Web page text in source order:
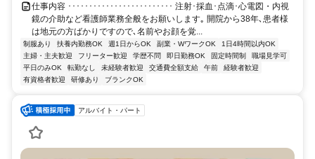
仕事内容 ･････････････････････････ 注射･採血･点滴･心電図・内視
鏡の介助など看護師業務全般をお願いします｡ 開院から38年､患者様
は地元の方ばかりですので､名前やお顔を覚...
制服あり 扶養内勤務OK 週1日からOK 副業・WワークOK
1日4時間以内OK
主婦・主夫歓迎
フリーター歓迎 学歴不問 即日勤務OK 固定時間制
職場見学可
平日のみOK
転勤なし 未経験者歓迎 交通費全額支給 午前
経験者歓迎
有資格者歓迎
研修あり ブランクOK
アルバイト・パート